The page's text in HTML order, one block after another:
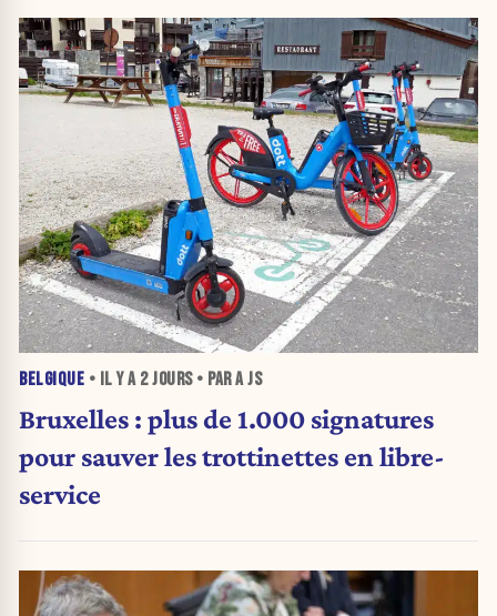
BELGIQUE • IL Y A 2 JOURS• PAR A JS
Bruxelles : plus de 1.000 signatures
pour sauver les trottinettes en libre-
service